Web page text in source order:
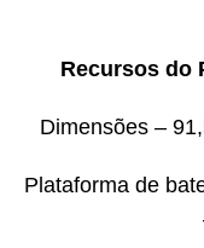
Recursos do
Dimensões –
Plataforma de